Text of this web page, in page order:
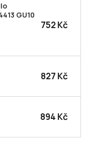
GU10
752 Kč
827 Kč
894 Kč